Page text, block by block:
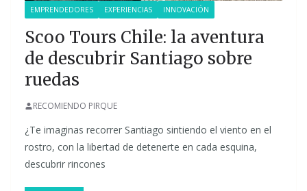
EMPRENDEDORES EXPERIENCIAS INNOVACIÓN
Scoo Tours Chile: la aventura
de descubrir Santiago sobre
ruedas
RECOMIENDO PIRQUE
¿Te imaginas recorrer Santiago sintiendo el viento en el
rostro, con la libertad de detenerte en cada esquina,
descubrir rincones